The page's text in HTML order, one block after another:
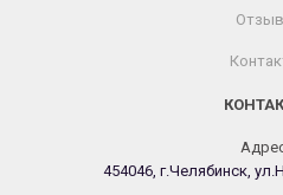
454046, г.Челябинск,